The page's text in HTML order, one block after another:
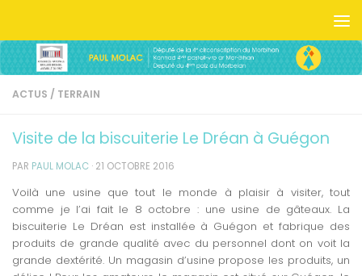
ACTUS / TERRAIN
Visite de la biscuiterie Le Dréan à Guégon
PAR PAUL MOLAC · 21 OCTOBRE 2016
Voilà une usine que tout le monde à plaisir à visiter, tout
comme je l’ai fait le 8 octobre : une usine de gâteaux. La
biscuiterie Le Dréan est installée à Guégon et fabrique des
produits de grande qualité avec du personnel dont on voit la
grande dextérité. Un magasin d’usine propose les produits, un